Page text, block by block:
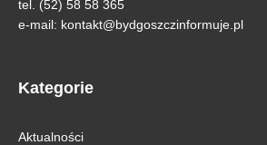
tel. (52) 58 58 365
e-mail: kontakt@bydgoszczinformuje.pl
Kategorie
Aktualności